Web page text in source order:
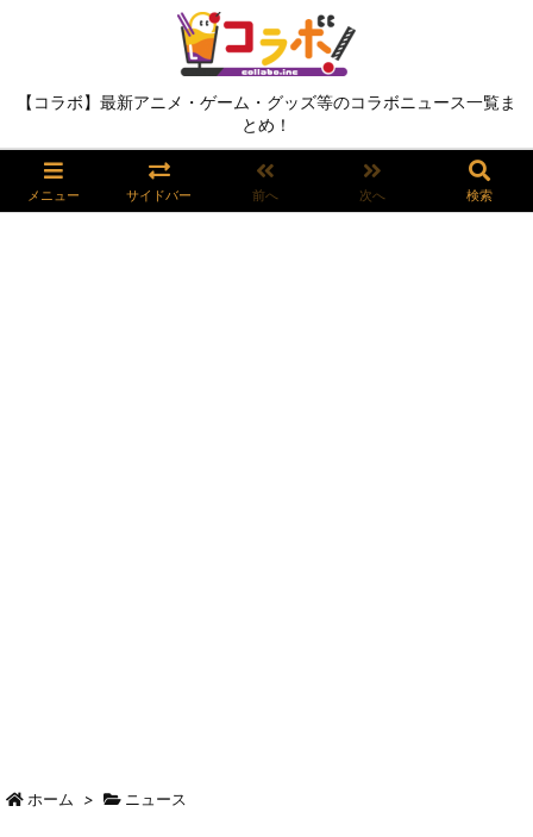
【コラボ】最新アニメ・ゲーム・グッズ等のコラボニュース一覧ま
とめ！
メニュー サイドバー 前へ 次へ 検索
ホーム > ニュース